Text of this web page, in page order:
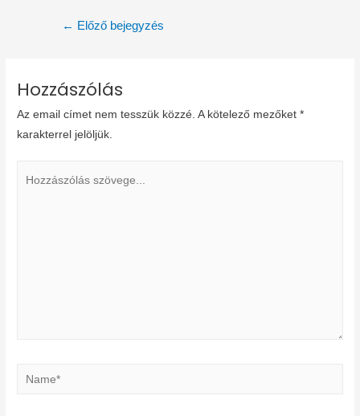
Bejegyzés
← Előző bejegyzés
Hozzászólás
Az email címet nem tesszük közzé. A kötelező mezőket*
karakterrel jelöljük.
Name*